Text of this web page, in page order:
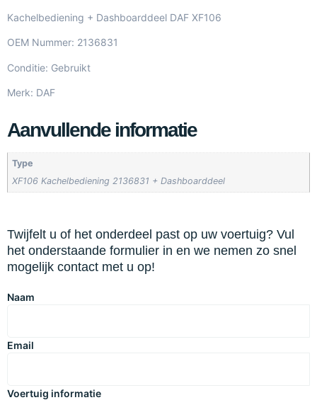
Kachelbediening + Dashboarddeel DAF XF106
OEM Nummer: 2136831
Conditie: Gebruikt
Merk: DAF
Aanvullende informatie
Type
XF106 Kachelbediening 2136831 + Dashboarddeel
Twijfelt u of het onderdeel past op uw voertuig? Vul
het onderstaande formulier in en we nemen zo snel
mogelijk contact met u op!
Naam
Email
Voertuig informatie